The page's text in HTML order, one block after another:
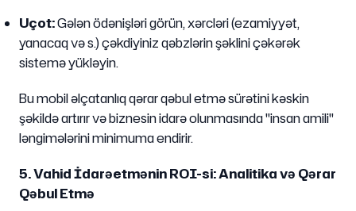
Uçot:Gələn ödənişləri görün, xərcləri (ezamiyyət,
yanacaq və s.) çəkdiyiniz qəbzlərin şəklini çəkərək
sistemə yükləyin.
Bu mobil əlçatanlıq qərar qəbul etmə sürətini kəskin
şəkildə artırır və biznesin idarə olunmasında "insan amili"
ləngimələrini minimuma endirir.
5. Vahid İdarəetmənin ROI-si: Analitika və Qərar
Qəbul Etmə